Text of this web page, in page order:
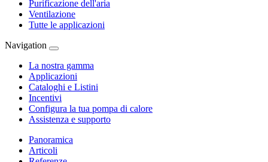
Purificazione dell'aria
Ventilazione
Tutte le applicazioni
Navigation
La nostra gamma
Applicazioni
Cataloghi e Listini
Incentivi
Configura la tua pompa di calore
Assistenza e supporto
Panoramica
Articoli